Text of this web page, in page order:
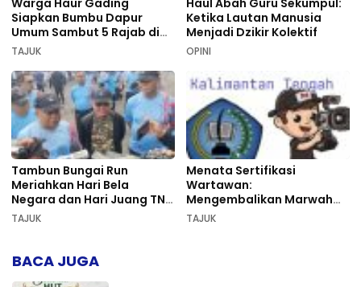
Warga Haur Gading
Siapkan Bumbu Dapur
Umum Sambut 5 Rajab di
Sekumpul
TAJUK
Haul Abah Guru Sekumpul:
Ketika Lautan Manusia
Menjadi Dzikir Kolektif
OPINI
Tambun Bungai Run
Meriahkan Hari Bela
Negara dan Hari Juang TNI
AD di Palangka Raya
TAJUK
Menata Sertifikasi
Wartawan:
Mengembalikan Marwah
Pers dan Keadilan
TAJUK
BACA JUGA